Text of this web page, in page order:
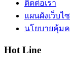
ติดต่อเรา
แผนผังเว็บไ
นโยบายคุ้ม
Hot Line